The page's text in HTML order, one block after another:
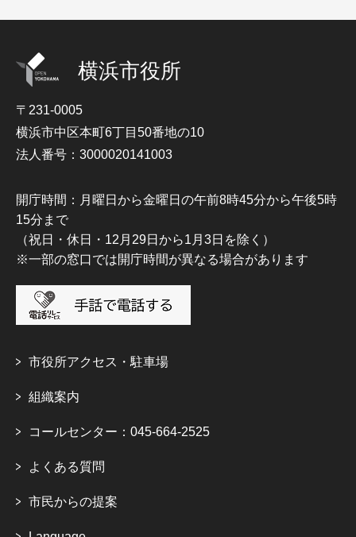
横浜市役所
〒231-0005
横浜市中区本町6丁目50番地の10
法人番号：3000020141003
開庁時間：月曜日から金曜日の午前8時45分から午後5時
15分まで
（祝日・休日・12月29日から1月3日を除く）
※一部の窓口では開庁時間が異なる場合があります
市役所アクセス・駐車場
組織案内
コールセンター：045-664-2525
よくある質問
市民からの提案